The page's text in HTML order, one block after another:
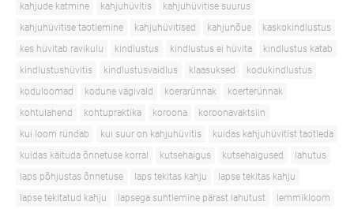
kahjude katmine
kahjuhüvitis
kahjuhüvitise suurus
kahjuhüvitise taotlemine
kahjuhüvitised kahjunõue
kaskokindlustus
kes hüvitab ravikulu
kindlustus kindlustus ei hüvita
kindlustus katab
kindlustushüvitis
kindlustusvaidlus klaasuksed
kodukindlustus
koduloomad
kodune vägivald koerarünnak
koerterünnak
kohtulahend
kohtupraktika koroona
koroonavaktsiin
kui loom ründab
kui suur on kahjuhüvitis
kuidas kahjuhüvitist taotleda
kuidas käituda õnnetuse korral
kutsehaigus kutsehaigused
lahutus
laps põhjustas õnnetuse
laps tekitas kahju
lapse tekitas kahju
lapse tekitatud kahju
lapsega suhtlemine pärast lahutust
lemmikloom